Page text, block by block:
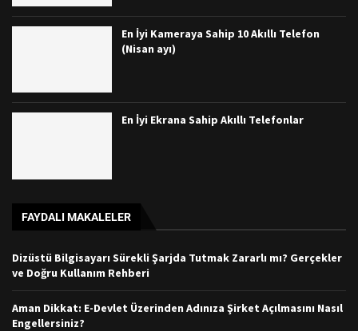
En İyi Kameraya Sahip 10 Akıllı Telefon
(Nisan ayı)
En İyi Ekrana Sahip Akıllı Telefonlar
FAYDALI MAKALELER
Dizüstü Bilgisayarı Sürekli Şarjda Tutmak Zararlı mı? Gerçekler
ve Doğru Kullanım Rehberi
Aman Dikkat: E-Devlet Üzerinden Adınıza Şirket Açılmasını Nasıl
Engellersiniz?